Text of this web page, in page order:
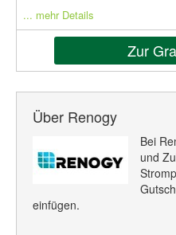
... mehr Details
Zur
Über Renogy
Bei
und
einfügen.